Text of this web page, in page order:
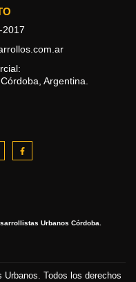
2017
Argentina.
Urbanos Córdoba.
Todos los derechos